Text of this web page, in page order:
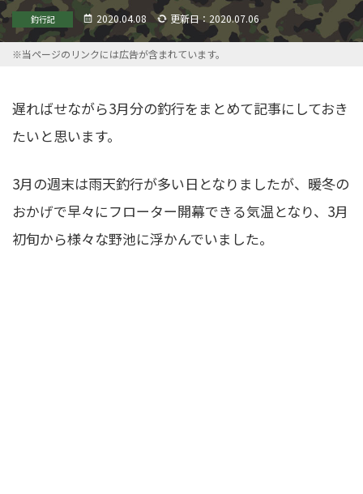
釣行記 2020.04.08 更新日：2020.07.06
※当ページのリンクには広告が含まれています。
遅ればせながら3月分の釣行をまとめて記事にしておき
たいと思います。
3月の週末は雨天釣行が多い日となりましたが、暖冬の
おかげで早々にフローター開幕できる気温となり、3月
初旬から様々な野池に浮かんでいました。